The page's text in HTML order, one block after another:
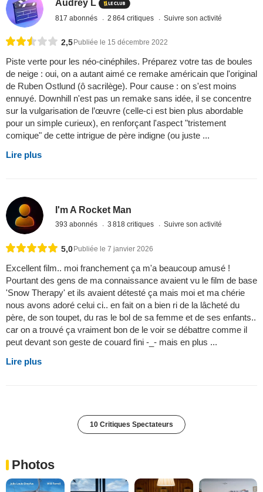
Audrey L
817 abonnés 2 864 critiques Suivre son activité
2,5Publiée le 15 décembre 2022
Piste verte pour les néo-cinéphiles. Préparez votre tas de boules
de neige : oui, on a autant aimé ce remake américain que l'original
de Ruben Ostlund (ô sacrilège). Pour cause : on s'est moins
ennuyé. Downhill n'est pas un remake sans idée, il se concentre
sur la vulgarisation de l’œuvre (celle-ci est bien plus abordable
pour un simple curieux), en renforçant l'aspect "tristement
comique" de cette intrigue de père indigne (ou juste ...
Lire plus
I'm A Rocket Man
393 abonnés 3 818 critiques Suivre son activité
5,0 Publiée le 7 janvier 2026
Excellent film.. moi franchement ça m'a beaucoup amusé !
Pourtant des gens de ma connaissance avaient vu le film de base
'Snow Therapy' et ils avaient détesté ça mais moi et ma chérie
nous avons adoré celui ci.. en fait on a bien ri de la lâcheté du
père, de son toupet, du ras le bol de sa femme et de ses enfants..
car on a trouvé ça vraiment bon de le voir se débattre comme il
peut devant son geste de couard fini -_- mais en plus ...
Lire plus
10 Critiques Spectateurs
Photos